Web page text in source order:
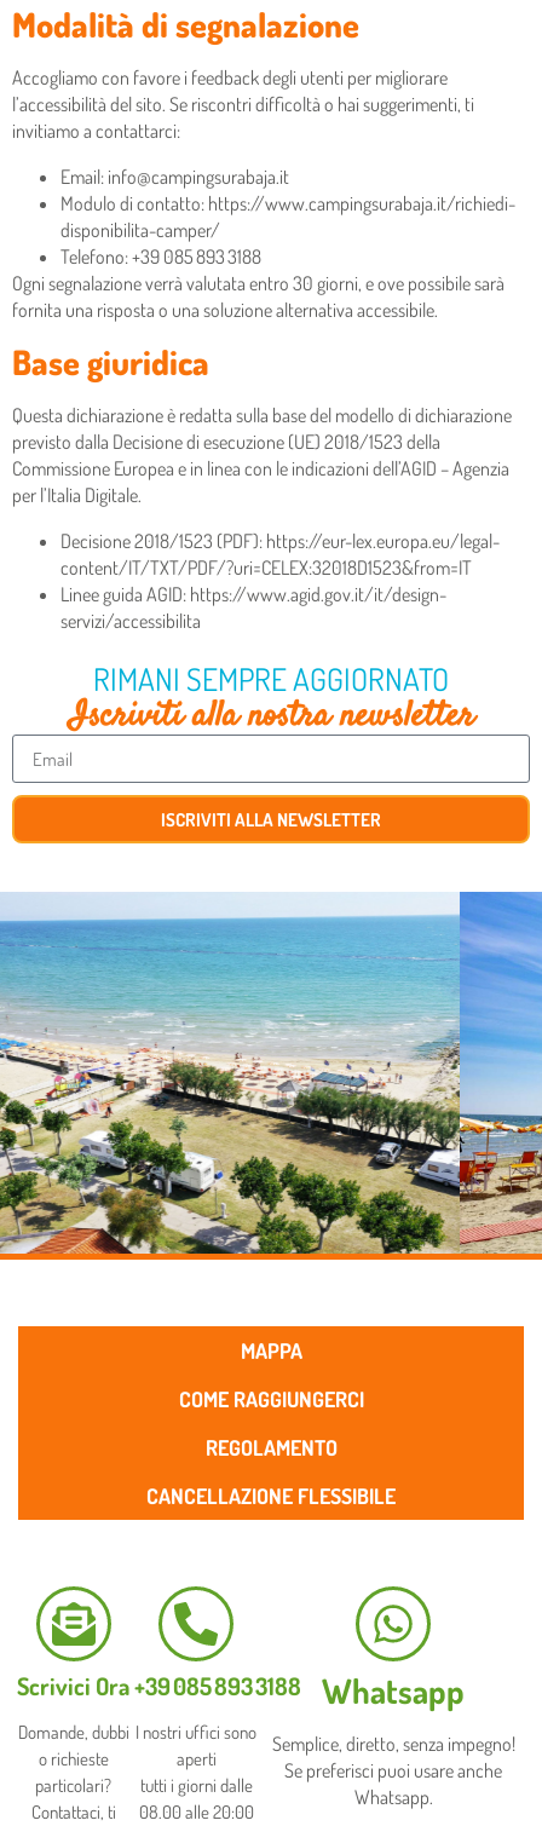
Modalità di segnalazione
Accogliamo con favore i feedback degli utenti per migliorare
l’accessibilità del sito. Se riscontri difficoltà o hai suggerimenti, ti
invitiamo a contattarci:
Email: info@campingsurabaja.it
Modulo di contatto: https://www.campingsurabaja.it/richiedi-
disponibilita-camper/
Telefono: +39 085 893 3188​
Ogni segnalazione verrà valutata entro 30 giorni, e ove possibile sarà
fornita una risposta o una soluzione alternativa accessibile.
Base giuridica
Questa dichiarazione è redatta sulla base del modello di dichiarazione
previsto dalla Decisione di esecuzione (UE) 2018/1523 della
Commissione Europea e in linea con le indicazioni dell’AGID – Agenzia
per l’Italia Digitale.
Decisione 2018/1523 (PDF): https://eur-lex.europa.eu/legal-
content/IT/TXT/PDF/?uri=CELEX:32018D1523&from=IT
Linee guida AGID: https://www.agid.gov.it/it/design-
servizi/accessibilita
RIMANI SEMPRE AGGIORNATO
Iscriviti alla nostra newsletter
ISCRIVITI ALLA NEWSLETTER
MAPPA
COME RAGGIUNGERCI
REGOLAMENTO
CANCELLAZIONE FLESSIBILE
Scrivici Ora
Domande, dubbi
o richieste
particolari?
Contattaci, ti
+39 085 893 3188​
I nostri uffici sono
aperti
tutti i giorni dalle
08.00 alle 20:00
Whatsapp
Semplice, diretto, senza impegno!
Se preferisci puoi usare anche
Whatsapp.